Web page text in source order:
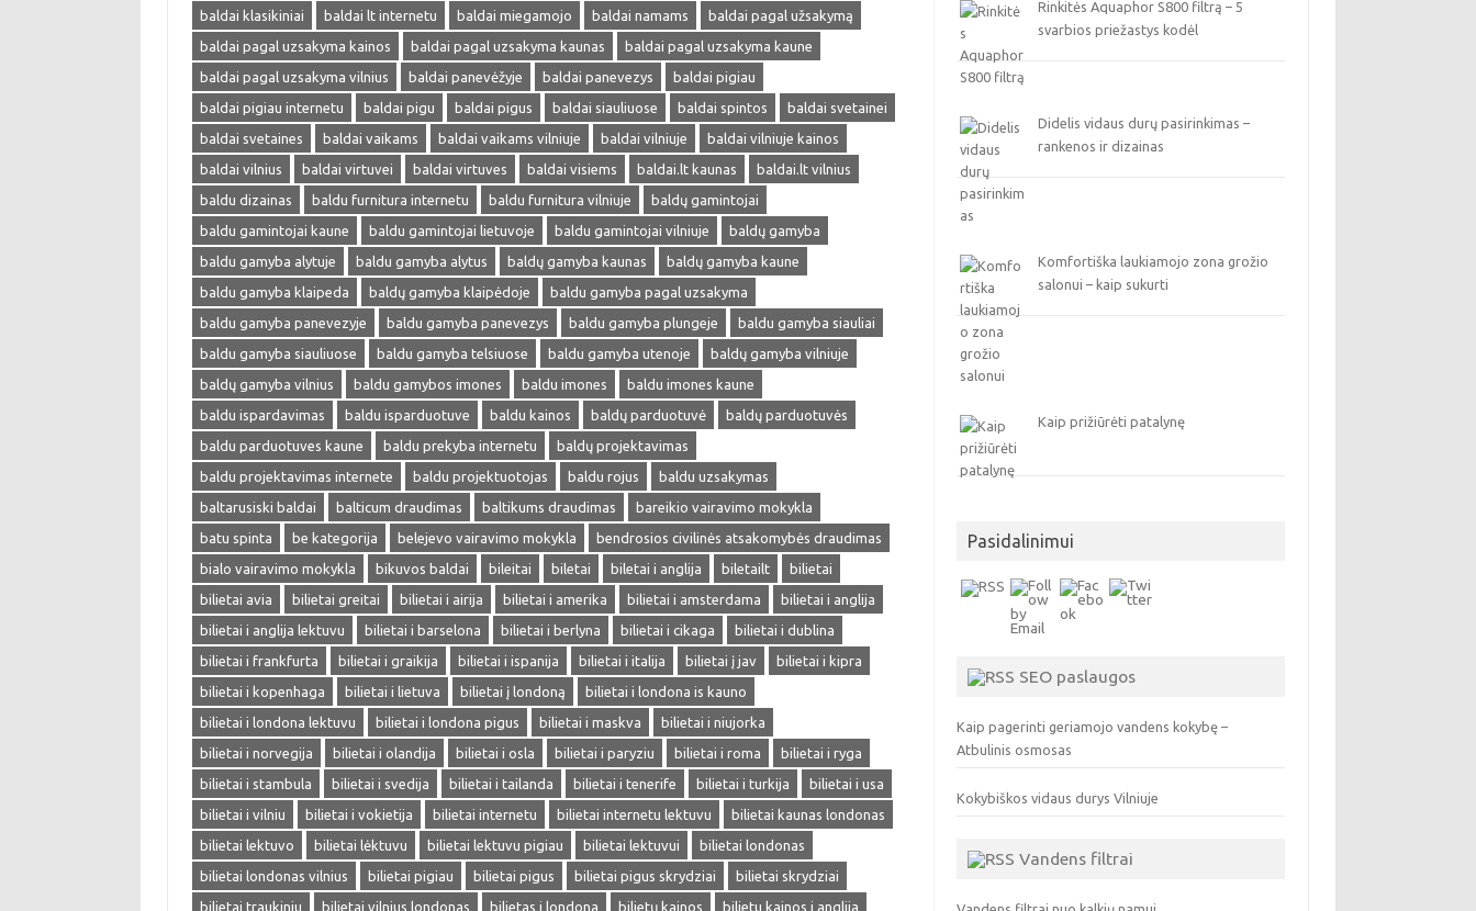
baldai klasikiniai
baldai lt internetu baldai miegamojo baldai namams
baldai pagal užsakymą
baldai pagal uzsakyma kainos
baldai pagal uzsakyma kaunas
baldai pagal uzsakyma kaune
baldai pagal uzsakyma vilnius
baldai panevėžyje baldai panevezys
baldai pigiau
baldai pigiau internetu
baldai pigu baldai pigus baldai siauliuose baldai spintos
baldai svetainei
baldai svetaines
baldai vaikams baldai vaikams vilniuje baldai vilniuje
baldai vilniuje kainos
baldai vilnius
baldai virtuvei baldai virtuves baldai visiems baldai.lt kaunas
baldai.lt vilnius
baldu dizainas
baldu furnitura internetu baldu furnitura vilniuje
baldų gamintojai
baldu gamintojai kaune
baldu gamintojai lietuvoje baldu gamintojai vilniuje
baldų gamyba
baldu gamyba alytuje
baldu gamyba alytus baldų gamyba kaunas
baldų gamyba kaune
baldu gamyba klaipeda
baldų gamyba klaipėdoje
baldu gamyba pagal uzsakyma
baldu gamyba panevezyje
baldu gamyba panevezys baldu gamyba plungeje
baldu gamyba siauliai
baldu gamyba siauliuose
baldu gamyba telsiuose baldu gamyba utenoje
baldų gamyba vilniuje
baldų gamyba vilnius
baldu gamybos imones baldu imones
baldu imones kaune
baldu ispardavimas
baldu isparduotuve baldu kainos baldų parduotuvė
baldų parduotuvės
baldu parduotuves kaune
baldu prekyba internetu
baldų projektavimas
baldu projektavimas internete
baldu projektuotojas baldu rojus
baldu uzsakymas
baltarusiski baldai
balticum draudimas baltikums draudimas
bareikio vairavimo mokykla
batu spinta
be kategorija belejevo vairavimo mokykla
bendrosios civilinės atsakomybės draudimas
bialo vairavimo mokykla
bikuvos baldai bileitai biletai biletai i anglija biletailt
bilietai
bilietai avia
bilietai greitai bilietai i airija bilietai i amerika bilietai i amsterdama
bilietai i anglija
bilietai i anglija lektuvu
bilietai i barselona bilietai i berlyna bilietai i cikaga
bilietai i dublina
bilietai i frankfurta
bilietai i graikija bilietai i ispanija bilietai i italija bilietai į jav
bilietai i kipra
bilietai i kopenhaga
bilietai i lietuva bilietai į londoną
bilietai i londona is kauno
bilietai i londona lektuvu
bilietai i londona pigus bilietai i maskva
bilietai i niujorka
bilietai i norvegija
bilietai i olandija bilietai i osla bilietai i paryziu bilietai i roma
bilietai i ryga
bilietai i stambula
bilietai i svedija bilietai i tailanda bilietai i tenerife bilietai i turkija
bilietai i usa
bilietai i vilniu
bilietai i vokietija bilietai internetu bilietai internetu lektuvu
bilietai kaunas londonas
bilietai lektuvo
bilietai lėktuvu bilietai lektuvu pigiau bilietai lektuvui
bilietai londonas
bilietai londonas vilnius
bilietai pigiau bilietai pigus bilietai pigus skrydziai
bilietai skrydziai
bilietai traukiniu
bilietai vilnius londonas bilietas i londona bilietų kainos
bilietu kainos i anglija
Rinkitės Aquaphor S800 filtrą – 5
svarbios priežastys kodėl
Didelis vidaus durų pasirinkimas –
rankenos ir dizainas
Komfortiška laukiamojo zona grožio
salonui – kaip sukurti
Kaip prižiūrėti patalynę
Pasidalinimui
SEO paslaugos
Kaip pagerinti geriamojo vandens kokybę –
Atbulinis osmosas
Kokybiškos vidaus durys Vilniuje
Vandens filtrai